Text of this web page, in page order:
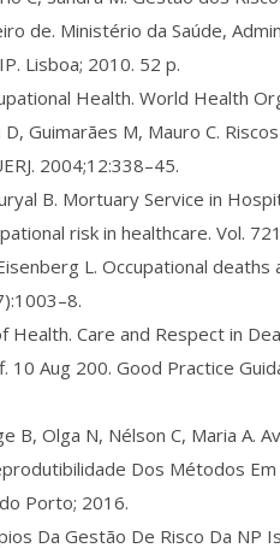
de. Ministério da Saúde,
Lisboa; 2010. 52 p.
Health. World Health
D, Guimarães M, Mauro C.
2004;12:338–45.
B. Mortuary Service in
risk in healthcare. Vol.
L. Occupational
Health. Care and Respect in
10 Aug 200. Good Practice
B, Olga N, Nélson C, Maria A.
Dos Métodos
Porto; 2016.
Da Gestão De Risco Da